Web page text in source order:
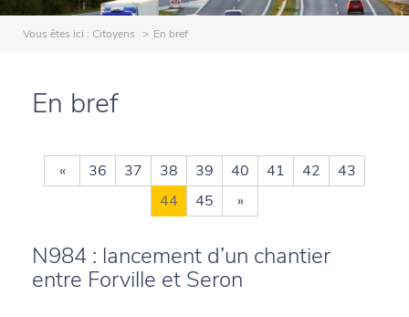
Vous êtes ici : Citoyens En bref
En bref
« 36 37 38 39 40 41 42
43
44
45 »
N984 : lancement d’un chantier
entre Forville et Seron